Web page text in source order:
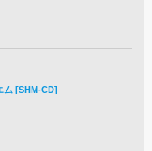
ム [SHM-CD]